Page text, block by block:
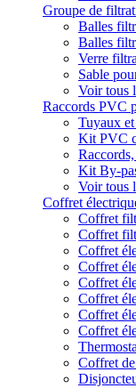
Groupe de
Balles
Balles
Verre
Sable
Voir tous
Raccords PVC
Tuyaux
Kit PVC
Kit By-
Voir tous
Coffret
Coffret
Coffret
Coffret
Coffret
Coffret
Coffret
Coffret
Coffret
Coffret